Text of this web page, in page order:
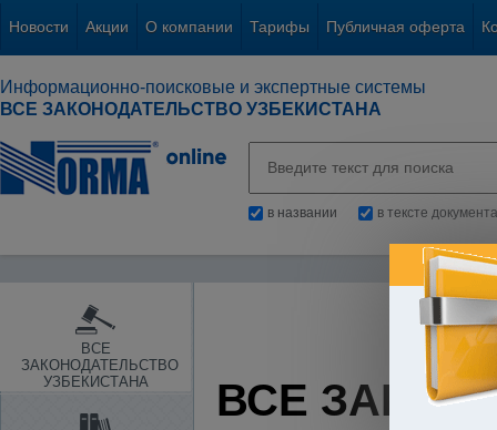
Новости Акции О компании Тарифы Публичная оферта
Информационно-поисковые и экспертные системы
ВСЕ ЗАКОНОДАТЕЛЬСТВО УЗБЕКИСТАНА
в названии в тексте документа
ВСЕ
ЗАКОНОДАТЕЛЬСТВО
УЗБЕКИСТАНА
ВСЕ